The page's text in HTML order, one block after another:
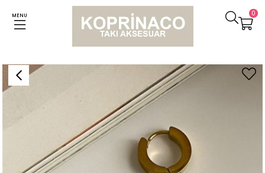
MENU 0
Küpeler Çelik Beyaz Sedef Kalpli Küpe (3 Cm)